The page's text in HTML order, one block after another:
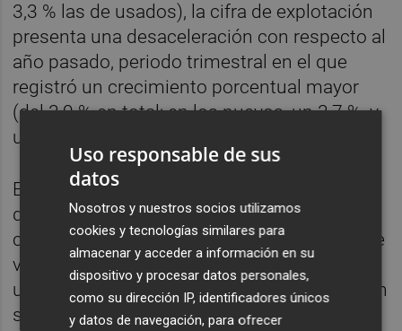
3,3 % las de usados), la cifra de explotación
presenta una desaceleración con respecto al
año pasado, periodo trimestral en el que
registró un crecimiento porcentual mayor
(del 3,9 % en total; en los nuevos, un 3,7 %, y
un 4,9 % en los de ocasión).
Es un dato relevante si se tiene en cuenta
que el 64,5 % de toda la facturación de los
concesionarios correspondió a las ventas de
vehículos nuevos, frente al 19,1 % de los
usados, el 11,1 % en recambios y un 5,3 % en
servicios de taller, según los mismos
Uso responsable de sus
datos
Nosotros y nuestros socios utilizamos
cookies y tecnologías similares para
almacenar y acceder a información en su
dispositivo y procesar datos personales,
como su dirección IP, identificadores únicos
y datos de navegación, para ofrecer